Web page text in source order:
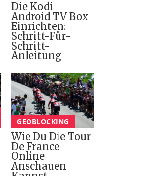
Die Kodi
Android TV Box
Einrichten:
Schritt-Für-
Schritt-
Anleitung
GEOBLOCKING
Wie Du Die Tour
De France
Online
Anschauen